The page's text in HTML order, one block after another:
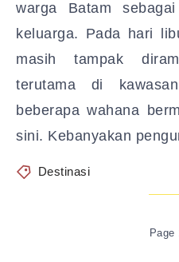
warga Batam
keluarga. Pada hari
masih tampak
terutama di
beberapa wahana
sini. Kebanyakan
Destinasi
Page